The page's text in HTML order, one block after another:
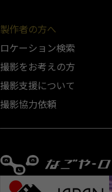
製作者の方へ
ロケーション検索
撮影をお考えの方
撮影支援について
撮影協力依頼